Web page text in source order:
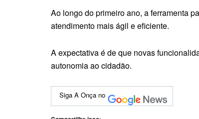
Ao longo do primeiro ano, a ferramenta
atendimento mais ágil e eficiente.
A expectativa é de que novas
autonomia ao cidadão.
Siga A Onça no